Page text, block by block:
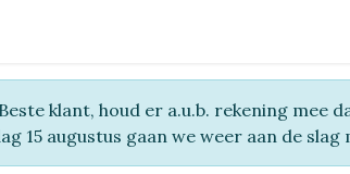
klant, houd er a.u.b. rekening mee
15 augustus gaan we weer aan de